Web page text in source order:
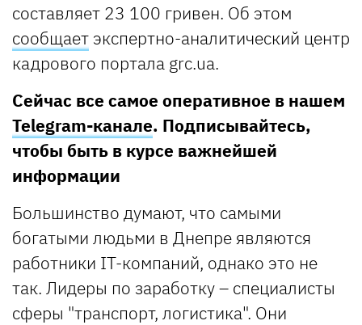
составляет 23 100 гривен. Об этом
сообщает экспертно-аналитический центр
кадрового портала grc.ua.
Сейчас все самое оперативное в нашем
Telegram-канале. Подписывайтесь,
чтобы быть в курсе важнейшей
информации
Большинство думают, что самыми
богатыми людьми в Днепре являются
работники IT-компаний, однако это не
так. Лидеры по заработку – специалисты
сферы "транспорт, логистика". Они